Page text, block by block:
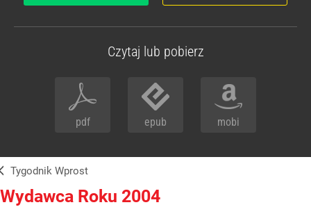
Czytaj lub pobierz
pdf epub mobi
Tygodnik Wprost
Wydawca Roku 2004